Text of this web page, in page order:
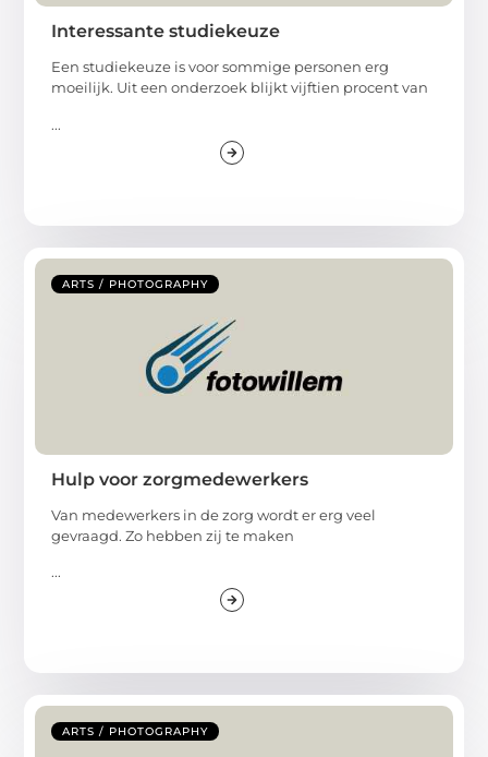
Interessante studiekeuze
Een studiekeuze is voor sommige personen erg
moeilijk. Uit een onderzoek blijkt vijftien procent van
...
ARTS / PHOTOGRAPHY
Hulp voor zorgmedewerkers
Van medewerkers in de zorg wordt er erg veel
gevraagd. Zo hebben zij te maken
...
ARTS / PHOTOGRAPHY